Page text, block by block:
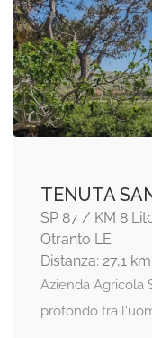
TENUTA
SP 87 / KM 8
Otranto LE
Distanza: 27,1 km
Azienda Agricola
profondo tra